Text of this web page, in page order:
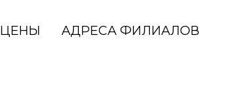
ЦЕНЫ АДРЕСА ФИЛИАЛОВ